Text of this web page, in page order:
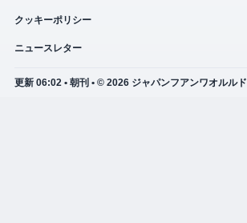
クッキーポリシー
ニュースレター
更新 06:02 • 朝刊 • © 2026 ジャパンフアンワオルルド